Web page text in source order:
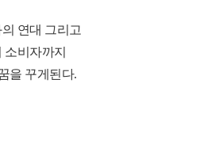
연대 그리고
비자까지
을 꾸게된다.